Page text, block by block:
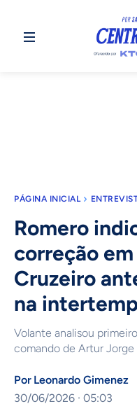
PÁGINA INICIAL
Romero
correção
Cruzeiro
na
Volante analisou
comando de Artur
Por Leonardo Gimenez
30/06/2026 · 05:03